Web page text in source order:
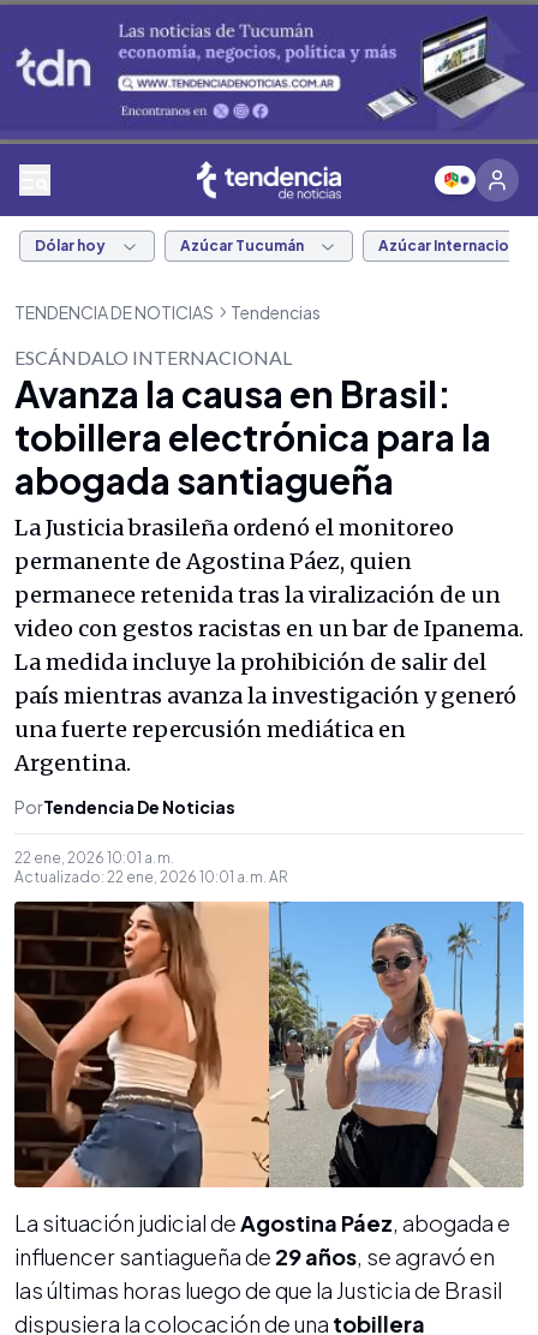
Dólar hoy Azúcar Tucumán Azúcar Internacional
TENDENCIA DE NOTICIAS Tendencias
ESCÁNDALO INTERNACIONAL
Avanza la causa en Brasil:
tobillera electrónica para la
abogada santiagueña
La Justicia brasileña ordenó el monitoreo
permanente de Agostina Páez, quien
permanece retenida tras la viralización de un
video con gestos racistas en un bar de Ipanema.
La medida incluye la prohibición de salir del
país mientras avanza la investigación y generó
una fuerte repercusión mediática en
Argentina.
PorTendencia De Noticias
22 ene, 2026 10:01 a. m.
Actualizado: 22 ene, 2026 10:01 a. m. AR
La situación judicial deAgostina Páez, abogada e
influencer santiagueña de 29 años, se agravó en
las últimas horas luego de que la Justicia de Brasil
dispusiera la colocación de una tobillera